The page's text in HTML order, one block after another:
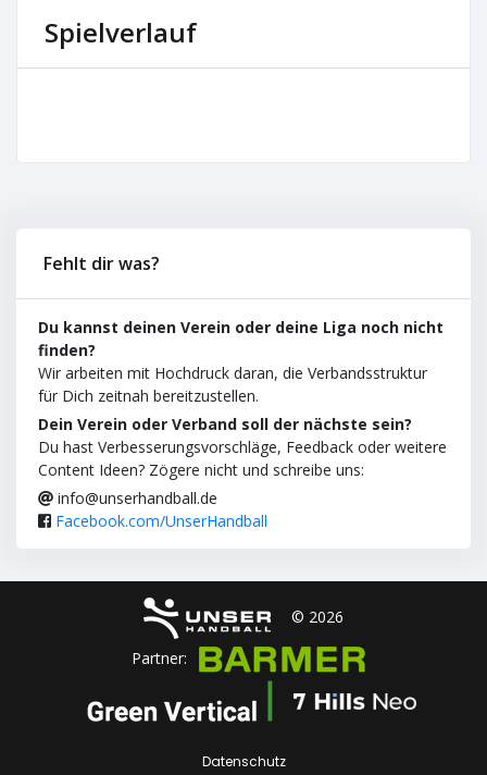
Spielverlauf
Fehlt dir was?
Du kannst deinen Verein oder deine Liga noch nicht
finden?
Wir arbeiten mit Hochdruck daran, die Verbandsstruktur
für Dich zeitnah bereitzustellen.
Dein Verein oder Verband soll der nächste sein?
Du hast Verbesserungsvorschläge, Feedback oder weitere
Content Ideen? Zögere nicht und schreibe uns:
info@unserhandball.de
Facebook.com/UnserHandball
© 2026
Partner:
Datenschutz